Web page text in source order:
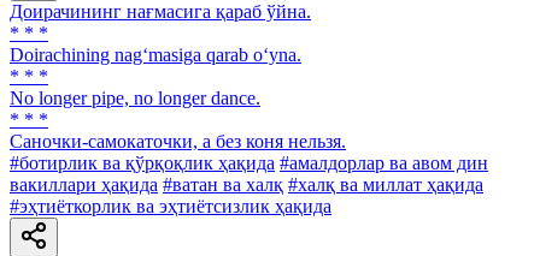
Доирачининг нағмасига қараб ўйна.
* * *
Doirachining nag‘masiga qarab o‘yna.
* * *
No longer pipe, no longer dance.
* * *
Саночки-самокаточки, а без коня нельзя.
#ботирлик ва қўрқоқлик ҳақида #амалдорлар ва авом дин
вакиллари ҳақида #ватан ва халқ #халқ ва миллат ҳақида
#эҳтиёткорлик ва эҳтиётсизлик ҳақида